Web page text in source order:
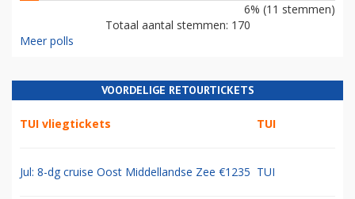
6% (11 stemmen)
Totaal aantal stemmen: 170
Meer polls
VOORDELIGE RETOURTICKETS
TUI vliegtickets TUI
Jul: 8-dg cruise Oost Middellandse Zee €1235 TUI